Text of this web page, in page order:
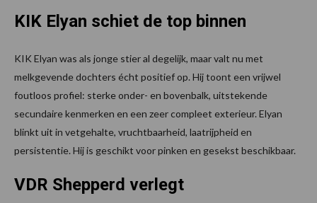
KIK Elyan schiet de top binnen
KIK Elyan was als jonge stier al degelijk, maar valt nu met
melkgevende dochters écht positief op. Hij toont een vrijwel
foutloos profiel: sterke onder- en bovenbalk, uitstekende
secundaire kenmerken en een zeer compleet exterieur. Elyan
blinkt uit in vetgehalte, vruchtbaarheid, laatrijpheid en
persistentie. Hij is geschikt voor pinken en gesekst beschikbaar.
VDR Shepperd verlegt